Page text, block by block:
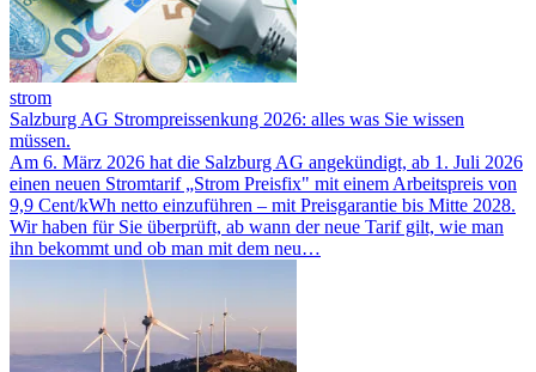
strom
Salzburg AG Strompreissenkung 2026: alles was Sie wissen
müssen.
Am 6. März 2026 hat die Salzburg AG angekündigt, ab 1. Juli 2026
einen neuen Stromtarif „Strom Preisfix" mit einem Arbeitspreis von
9,9 Cent/kWh netto einzuführen – mit Preisgarantie bis Mitte 2028.
Wir haben für Sie überprüft, ab wann der neue Tarif gilt, wie man
ihn bekommt und ob man mit dem neu…